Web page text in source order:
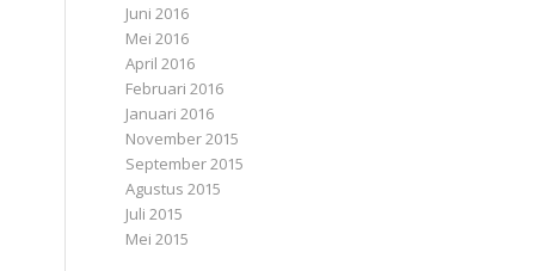
Juni 2016
Mei 2016
April 2016
Februari 2016
Januari 2016
November 2015
September 2015
Agustus 2015
Juli 2015
Mei 2015